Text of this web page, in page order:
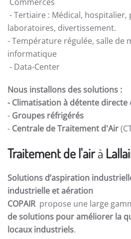
- Tertiaire : Médical, hospitalier,
laboratoires, divertissement.
- Température régulée, salle de
informatique
- Data-Center
Nous installons des solutions :
- Climatisation à détente directe
- Groupes réfrigérés
- Centrale de Traitement d'Air
Traitement de l'airà
Solutions d’aspiration
industrielle et aération
COPAIR propose une large
de solutions pour améliorer la
locaux industriels.